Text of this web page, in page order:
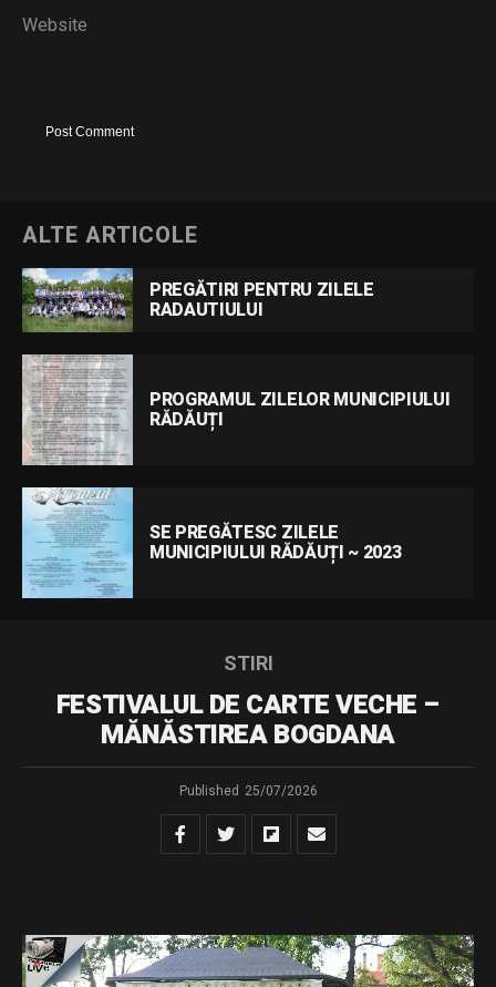
Website
ALTE ARTICOLE
PREGĂTIRI PENTRU ZILELE
RADAUTIULUI
PROGRAMUL ZILELOR MUNICIPIULUI
RĂDĂUȚI
SE PREGĂTESC ZILELE
MUNICIPIULUI RĂDĂUȚI ~ 2023
STIRI
FESTIVALUL DE CARTE VECHE –
MĂNĂSTIREA BOGDANA
Published 25/07/2026
Urmăriți transmisiunea LIVE de la Mănăstirea Bogdana a
celei de-a doua ediții a Festivalului de Carte Veche